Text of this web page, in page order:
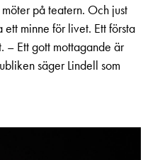
på teatern. Och just
minne för livet. Ett första
– Ett gott mottagande är
säger Lindell som